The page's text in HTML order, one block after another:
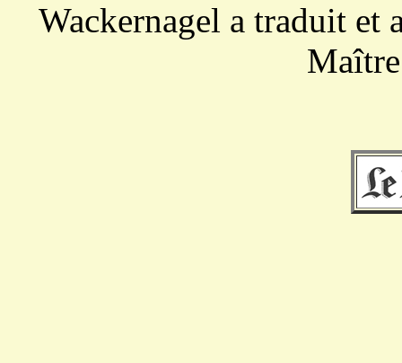
Wackernagel a traduit et